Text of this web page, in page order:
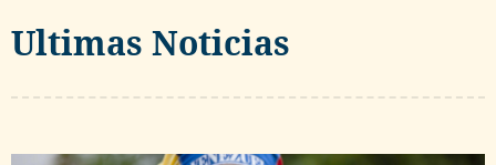
Ultimas Noticias